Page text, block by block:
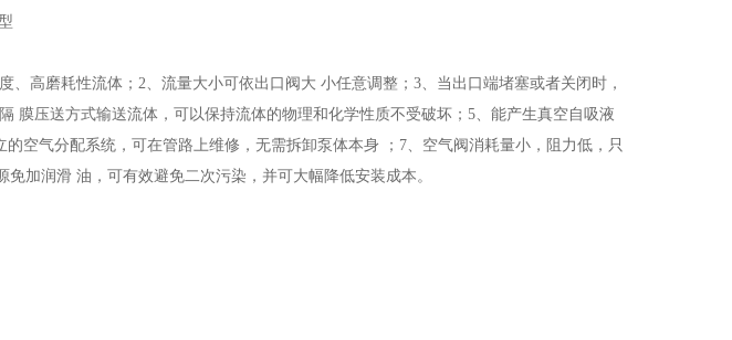
、高磨耗性流体；2、流量大小可依出口阀大 小任意调整；3、当出口端堵塞或者关闭时，
膜压送方式输送流体，可以保持流体的物理和化学性质不受破坏；5、能产生真空自吸液
空气分配系统，可在管路上维修，无需拆卸泵体本身 ；7、空气阀消耗量小，阻力低，只
加润滑 油，可有效避免二次污染，并可大幅降低安装成本。